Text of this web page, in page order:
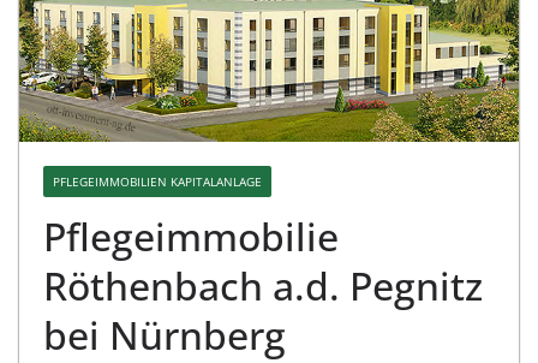
PFLEGEIMMOBILIEN KAPITALANLAGE
Pflegeimmobilie
Röthenbach a.d. Pegnitz
bei Nürnberg